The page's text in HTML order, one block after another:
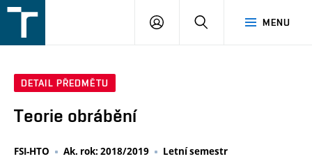
v
MENU
PŘIHLÁŠENÍ
DETAIL PŘEDMĚTU
Teorie obrábění
FSI-HTO Ak. rok: 2018/2019 Letní semestr